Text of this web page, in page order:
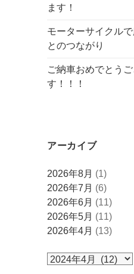
ます！
モーターサイクル
とのつながり
ご納車おめでとうご
す！！！
アーカイブ
ア
ー
カ
イ
ブ
2026年8月 (1)
2026年7月 (6)
2026年6月 (11)
2026年5月 (11)
2026年4月 (13)